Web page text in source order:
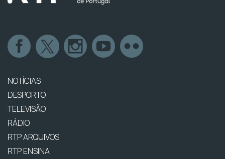
NOTÍCIAS
DESPORTO
TELEVISÃO
RÁDIO
RTP ARQUIVOS
RTP ENSINA